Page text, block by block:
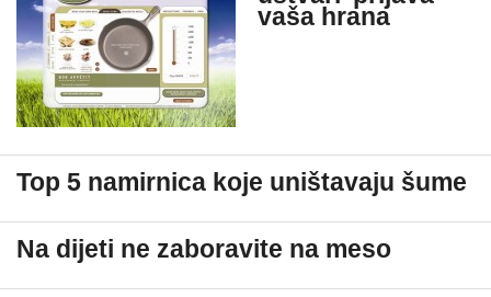
vaša hrana
Top 5 namirnica koje uništavaju šume
Na dijeti ne zaboravite na meso